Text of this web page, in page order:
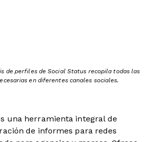
de perfiles de Social Status recopila todas las
en diferentes canales sociales.
una herramienta integral de
de informes para redes